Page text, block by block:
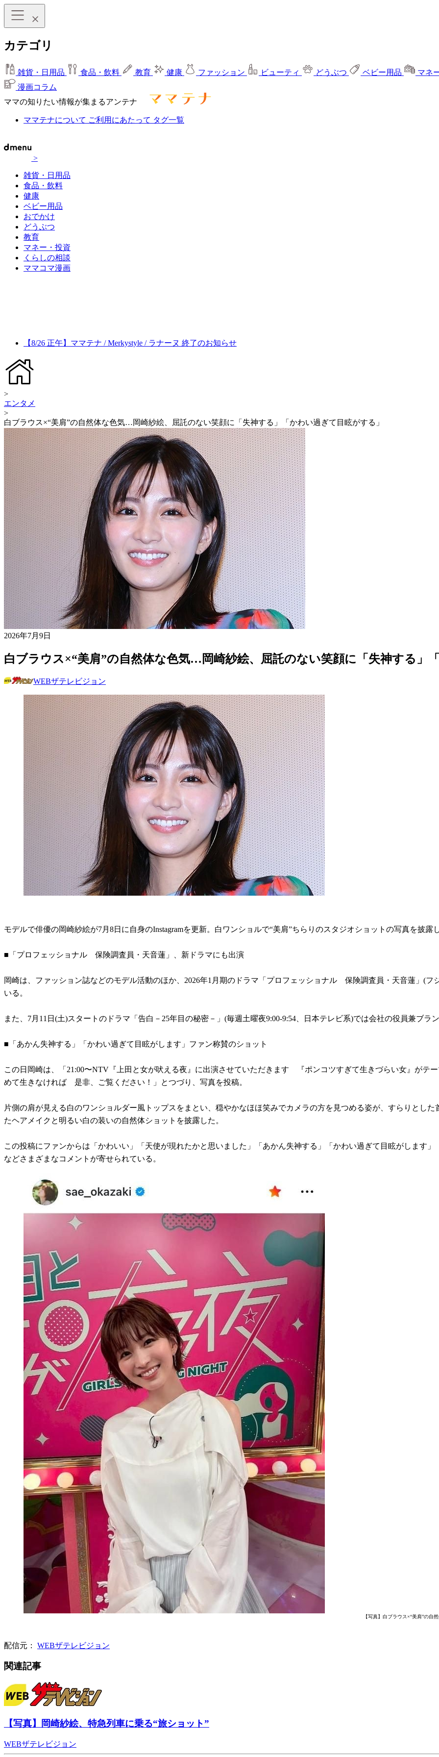
カテゴリ
雑貨・日用品 食品・飲料 教育 健康 ファッション ビューティ どうぶつ ベビー用品 マネ
漫画コラム
ママの知りたい情報が集まるアンテナ
ママテナについて ご利用にあたって タグ一覧
>
雑貨・日用品
食品・飲料
健康
ベビー用品
おでかけ
どうぶつ
教育
マネー・投資
くらしの相談
ママコマ漫画
【8/26 正午】ママテナ / Merkystyle / ラナーヌ 終了のお知らせ
>
エンタメ
>
白ブラウス×“美肩”の自然体な色気…岡崎紗絵、屈託のない笑顔に「失神する」「かわい過ぎて目眩がする」
2026年7月9日
白ブラウス×“美肩”の自然体な色気…岡崎紗絵、屈託のない笑顔に「失神する」
WEBザテレビジョン
モデルで俳優の岡崎紗絵が7月8日に自身のInstagramを更新。白ワンショルで“美肩”ちらりのスタジオショットの写真を披露
■「プロフェッショナル 保険調査員・天音蓮」、新ドラマにも出演
岡崎は、ファッション誌などのモデル活動のほか、2026年1月期のドラマ「プロフェッショナル 保険調査員・天音蓮」(フ
いる。
また、7月11日(土)スタートのドラマ「告白－25年目の秘密－」(毎週土曜夜9:00-9:54、日本テレビ系)では会社の役員兼ブラ
■「あかん失神する」「かわい過ぎて目眩がします」ファン称賛のショット
この日岡崎は、「21:00〜NTV『上田と女が吠える夜』に出演させていただきます 『ポンコツすぎて生きづらい女』が
めて生きなければ 是非、ご覧ください！」とつづり、写真を投稿。
片側の肩が見える白のワンショルダー風トップスをまとい、穏やかなほほ笑みでカメラの方を見つめる姿が、すらりとし
たヘアメイクと明るい白の装いの自然体ショットを披露した。
この投稿にファンからは「かわいい」「天使が現れたかと思いました」「あかん失神する」「かわい過ぎて目眩がします」
などさまざまなコメントが寄せられている。
【写真】白ブラウス×“美肩”の自
配信元： WEBザテレビジョン
関連記事
【写真】岡崎紗絵、特急列車に乗る“旅ショット”
WEBザテレビジョン